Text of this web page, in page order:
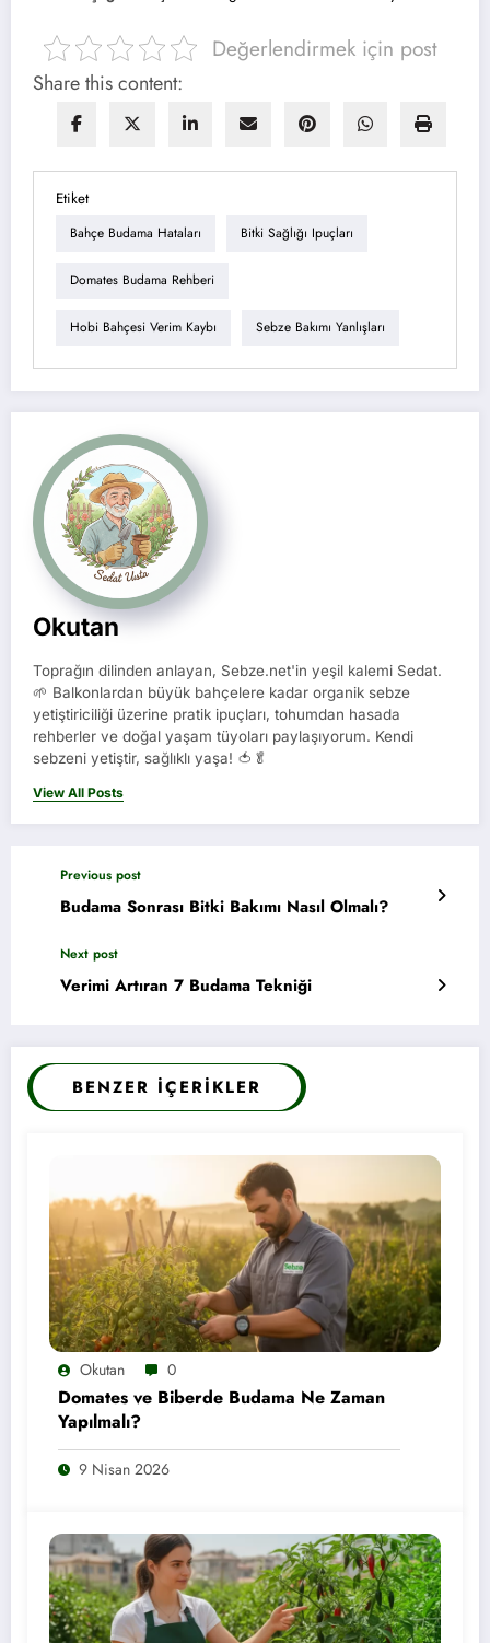
Değerlendirmek için post
Share this content:
Etiket
Bahçe Budama Hataları Bitki Sağlığı Ipuçları
Domates Budama Rehberi
Hobi Bahçesi Verim Kaybı Sebze Bakımı Yanlışları
Okutan
Toprağın dilinden anlayan, Sebze.net'in yeşil kalemi Sedat.
🌱 Balkonlardan büyük bahçelere kadar organik sebze
yetiştiriciliği üzerine pratik ipuçları, tohumdan hasada
rehberler ve doğal yaşam tüyoları paylaşıyorum. Kendi
sebzeni yetiştir, sağlıklı yaşa! 🍅🥬
View All Posts
Previous post
Budama Sonrası Bitki Bakımı Nasıl Olmalı?
Next post
Verimi Artıran 7 Budama Tekniği
BENZER İÇERIKLER
Okutan 0
Domates ve Biberde Budama Ne Zaman
Yapılmalı?
9 Nisan 2026